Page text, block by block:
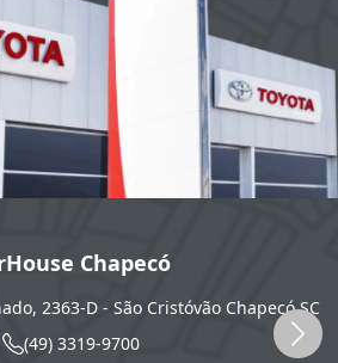
Chapecó
2363-D - São Cristóvão Chapecó SC
(49) 3319-9700